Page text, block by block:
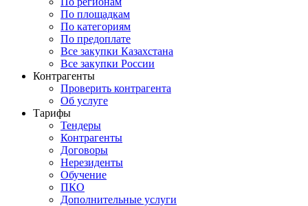
По площадкам
По категориям
По предоплате
Все закупки Казахстана
Все закупки России
Контрагенты
Проверить контрагента
Об услуге
Тарифы
Тендеры
Контрагенты
Договоры
Нерезиденты
Обучение
ПКО
Дополнительные услуги